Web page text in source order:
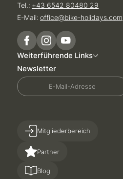
Tel.: +43 6542 80480 29
E-Mail: office@bike-holidays.com
Weiterführende Links
Newsletter
E-Mail-Adresse
Partner
Blog
Mitgliederbereich